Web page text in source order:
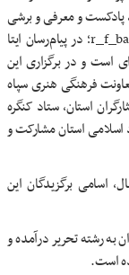
پادکست و معرفی و برشی
از کتاب و سایر اقدامات ابتکاری را از طریق آیدی @r_f_basij؛ در پیام‌رسان ایتا
است و در برگزاری این
فرهنگی هنری سپاه
استان، ستاد کنگره
اسلامی استان مشارکت و
اسامی برگزیدگان این
رشته تحریر درآمده و
است.